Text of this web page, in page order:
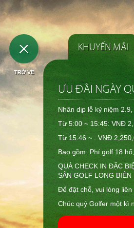
KHUYẾN MÃI
TRỞ VỀ
ƯU ĐÃI NGÀY
Nhân dịp lễ kỷ niệm
Từ 5:00 ~ 15:45: VNĐ
Từ 15:46 ~ : VNĐ
Bao gồm: Phí golf 18
QUÀ CHECK IN ĐẶC
SÂN GOLF LONG BIÊN
Để đặt chỗ, vui lòng
Chúc quý Golfer một kì